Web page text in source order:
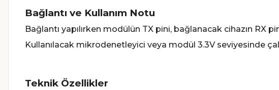
Bağlantı ve Kullanım Notu
Bağlantı yapılırken modülün TX pini, bağlanacak cihazın RX
Kullanılacak mikrodenetleyici veya modül 3.3V seviyesinde
Teknik Özellikler